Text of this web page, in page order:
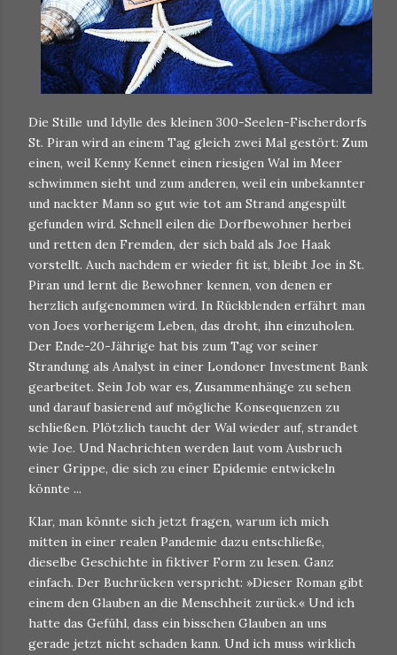
Die Stille und Idylle des kleinen 300-Seelen-Fischerdorfs
St. Piran wird an einem Tag gleich zwei Mal gestört: Zum
einen, weil Kenny Kennet einen riesigen Wal im Meer
schwimmen sieht und zum anderen, weil ein unbekannter
und nackter Mann so gut wie tot am Strand angespült
gefunden wird. Schnell eilen die Dorfbewohner herbei
und retten den Fremden, der sich bald als Joe Haak
vorstellt. Auch nachdem er wieder fit ist, bleibt Joe in St.
Piran und lernt die Bewohner kennen, von denen er
herzlich aufgenommen wird. In Rückblenden erfährt man
von Joes vorherigem Leben, das droht, ihn einzuholen.
Der Ende-20-Jährige hat bis zum Tag vor seiner
Strandung als Analyst in einer Londoner Investment Bank
gearbeitet. Sein Job war es, Zusammenhänge zu sehen
und darauf basierend auf mögliche Konsequenzen zu
schließen. Plötzlich taucht der Wal wieder auf, strandet
wie Joe. Und Nachrichten werden laut vom Ausbruch
einer Grippe, die sich zu einer Epidemie entwickeln
könnte ...
Klar, man könnte sich jetzt fragen, warum ich mich
mitten in einer realen Pandemie dazu entschließe,
dieselbe Geschichte in fiktiver Form zu lesen. Ganz
einfach. Der Buchrücken verspricht: »Dieser Roman gibt
einem den Glauben an die Menschheit zurück.« Und ich
hatte das Gefühl, dass ein bisschen Glauben an uns
gerade jetzt nicht schaden kann. Und ich muss wirklich